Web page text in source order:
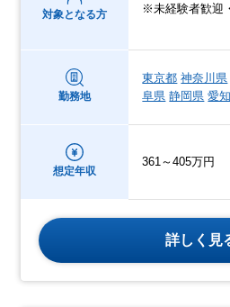
対象となる方
※未経験者歓迎
勤務地
東京都 神奈川県
阜県 静岡県 愛
想定年収
361～405万円
詳しく見